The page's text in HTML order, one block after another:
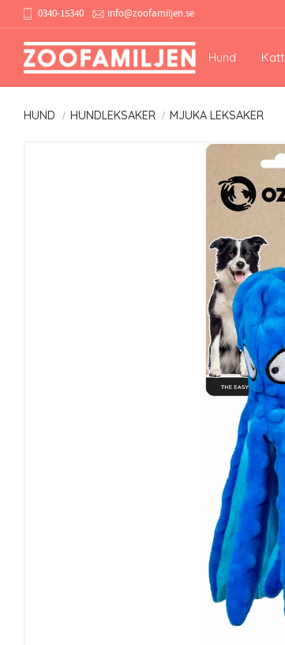
0340-15340 info@zoofamiljen.se
Hund Katt
HUND HUNDLEKSAKER MJUKA LEKSAKER